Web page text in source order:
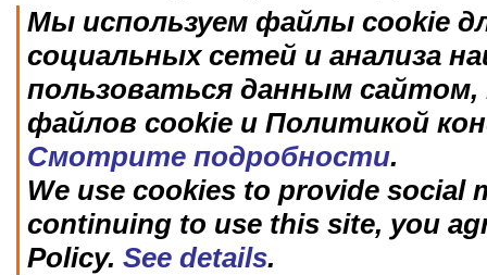
Мы используем файлы cookie
социальных сетей и анализа
пользоваться данным
файлов cookie и Политикой
Смотрите подробности.
We use cookies to provide social
continuing to use this site, you
Policy. See details.